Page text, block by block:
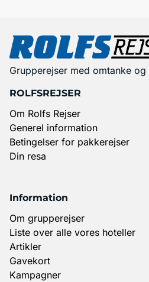
Grupperejser med omtanke
ROLFSREJSER
Om Rolfs Rejser
Generel information
Betingelser for pakkerejser
Din resa
Information
Om grupperejser
Liste over alle vores hoteller
Artikler
Gavekort
Kampagner